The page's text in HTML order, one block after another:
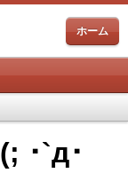
ホーム
(; ･`д･